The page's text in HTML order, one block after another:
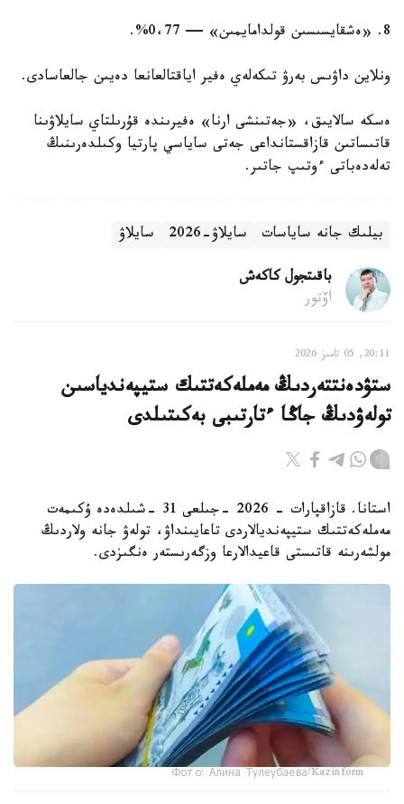
8. «ەشقايسىسىن قولدامايمىن» — 0،77%.
ونلاين داۋىس بەرۋ تىكەلەي ەفير اياقتالعانعا دەيىن جالعاسادى.
ەسكە سالايىق، «جەتىنشى ارنا» ەفيرىندە قۇرىلتاي سايلاۋىنا
قاتىساتىن قازاقستانداعى جەتى ساياسي پارتيا وكىلدەرىنىڭ
تەلەدەباتى ءوتىپ جاتىر.
بيلىك جانە ساياسات سايلاۋ-2026 سايلاۋ
باقىتجول كاكەش
اۆتور
20:11, 05 تامىز 2026
ستۋدەنتتەردىڭ مەملەكەتتىك ستيپەندياسىن
تولەۋدىڭ جاڭا ءتارتىبى بەكىتىلدى
استانا. قازاقپارات - 2026 -جىلعى 31 -شىلدەدە ۇكىمەت
مەملەكەتتىك ستيپەنديالاردى تاعايىنداۋ، تولەۋ جانە ولاردىڭ
مولشەرىنە قاتىستى قاعيدالارعا وزگەرىستەر ەنگىزدى.
Фото: Алина Тулеубаева/Kazinform